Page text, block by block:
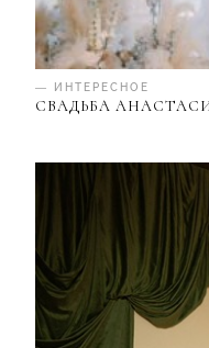
— ИНТЕРЕСНОЕ
СВАДЬБА